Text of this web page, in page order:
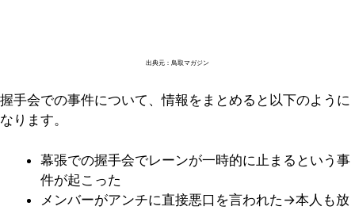
出典元：鳥取マガジン
握手会での事件について、情報をまとめると以下のように
なります。
幕張での握手会でレーンが一時的に止まるという事
件が起こった
メンバーがアンチに直接悪口を言われた→本人も放